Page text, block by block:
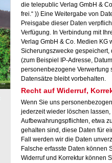
die telepublic Verlag GmbH &
frei.“ )) Eine Weitergabe von
Preisgabe dieser Daten
Verfügung. In Verbindung mit
Verlag GmbH & Co. Medien KG
Sicherungszwecke
(zum Beispiel IP-Adresse,
personenbezogene Verwertung
Datensätze bleibt vorbehalten.
Recht auf Widerruf,
Wenn Sie uns
jederzeit wieder löschen
Aufbewahrungspflichten, etwa
gehalten sind, diese Daten für
Fall werden wir die Daten
Falsche erfasste Daten können
Widerruf und Korrektur können